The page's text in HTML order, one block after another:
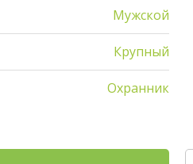
Мужской
Крупный
Охранник